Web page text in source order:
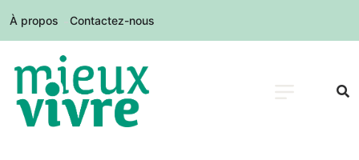
À propos Contactez-nous